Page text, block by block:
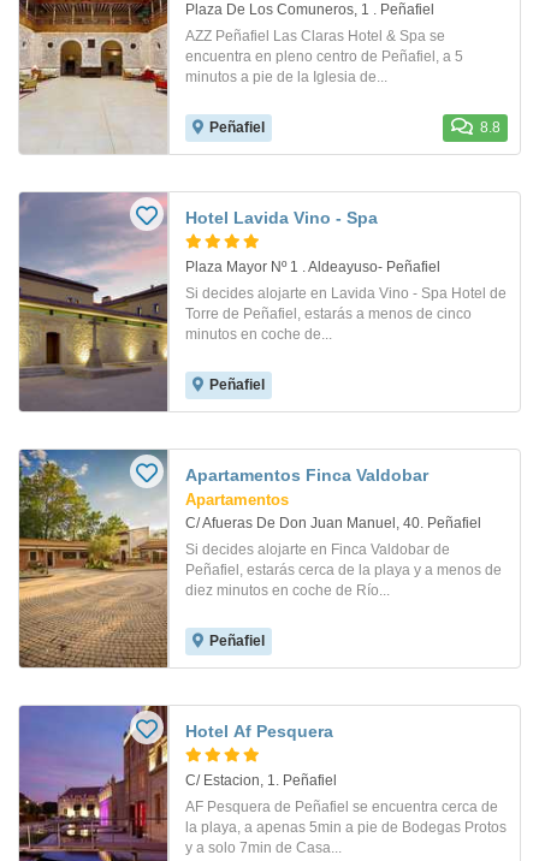
Plaza De Los Comuneros, 1 . Peñafiel
AZZ Peñafiel Las Claras Hotel & Spa se
encuentra en pleno centro de Peñafiel, a 5
minutos a pie de la Iglesia de...
Peñafiel 8.8
Hotel Lavida Vino - Spa
Plaza Mayor Nº 1 . Aldeayuso- Peñafiel
Si decides alojarte en Lavida Vino - Spa Hotel de
Torre de Peñafiel, estarás a menos de cinco
minutos en coche de...
Peñafiel
Apartamentos Finca Valdobar
Apartamentos
C/ Afueras De Don Juan Manuel, 40. Peñafiel
Si decides alojarte en Finca Valdobar de
Peñafiel, estarás cerca de la playa y a menos de
diez minutos en coche de Río...
Peñafiel
Hotel Af Pesquera
C/ Estacion, 1. Peñafiel
AF Pesquera de Peñafiel se encuentra cerca de
la playa, a apenas 5min a pie de Bodegas Protos
y a solo 7min de Casa...